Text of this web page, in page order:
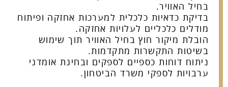
בחיל האוויר.
בדיקת כדאיות כלכלית למערכות אחזקה ופיתוח
מודלים כלכליים לעלויות אחזקה.
הובלת מיקור חוץ בחיל האוויר תוך שימוש
בשיטות התקשרות מתקדמות.
ניתוח דוחות כספיים לספקים ובחינת אומדני
ערבויות לספקי משרד הביטחון.